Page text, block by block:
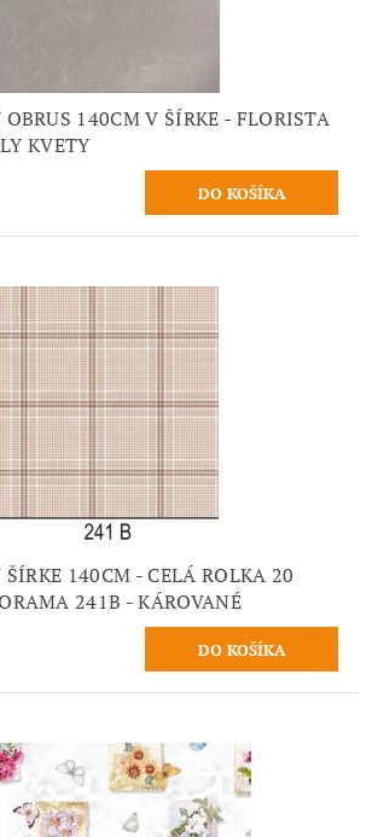
OBRUS 140CM V ŠÍRKE - FLORISTA
KVETY
ŠÍRKE 140CM - CELÁ ROLKA 20
241B - KÁROVANÉ